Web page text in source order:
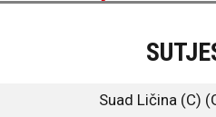
Suad Ličina (C)